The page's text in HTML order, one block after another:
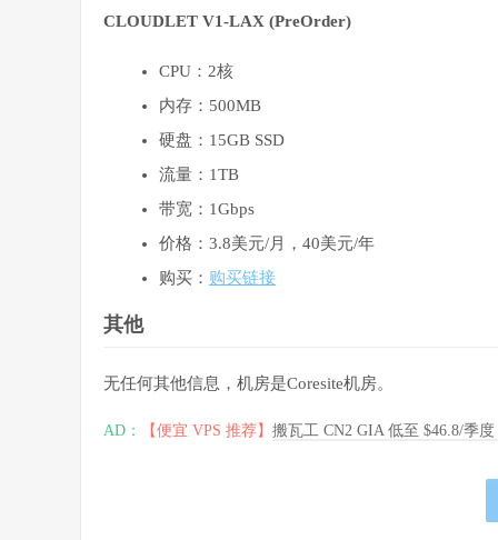
CLOUDLET V1-LAX (PreOrder)
CPU：2核
内存：500MB
硬盘：15GB SSD
流量：1TB
带宽：1Gbps
价格：3.8美元/月，40美元/年
购买： 购买链接
其他
无任何其他信息，机房是Coresite机房。
AD： 【便宜 VPS 推荐】 搬瓦工 CN2 GIA 低至 $46.8/季